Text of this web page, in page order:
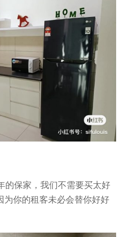
的保家，我们不需要买太好
为你的租客未必会替你好好